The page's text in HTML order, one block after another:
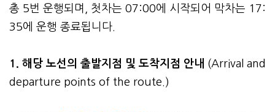
총 5번 운행되며, 첫차는 07:00에 시작되어 막차는 17:
35에 운행 종료됩니다.
1. 해당 노선의 출발지점 및 도착지점 안내 (Arrival and
departure points of the route.)